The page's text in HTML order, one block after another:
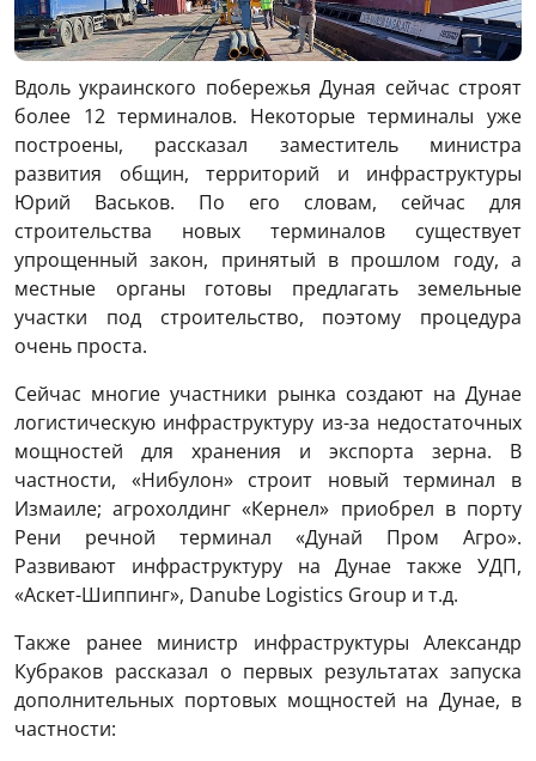
Вдоль украинского побережья Дуная сейчас строят
более 12 терминалов. Некоторые терминалы уже
построены, рассказал заместитель министра
развития общин, территорий и инфраструктуры
Юрий Васьков. По его словам, сейчас для
строительства новых терминалов существует
упрощенный закон, принятый в прошлом году, а
местные органы готовы предлагать земельные
участки под строительство, поэтому процедура
очень проста.
Сейчас многие участники рынка создают на Дунае
логистическую инфраструктуру из-за недостаточных
мощностей для хранения и экспорта зерна. В
частности, «Нибулон» строит новый терминал в
Измаиле; агрохолдинг «Кернел» приобрел в порту
Рени речной терминал «Дунай Пром Агро».
Развивают инфраструктуру на Дунае также УДП,
«Аскет-Шиппинг», Danube Logistics Group и т.д.
Также ранее министр инфраструктуры Александр
Кубраков рассказал о первых результатах запуска
дополнительных портовых мощностей на Дунае, в
частности: